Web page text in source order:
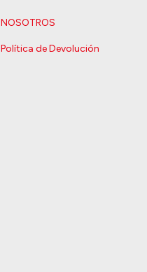
NOSOTROS
Política de Devolución